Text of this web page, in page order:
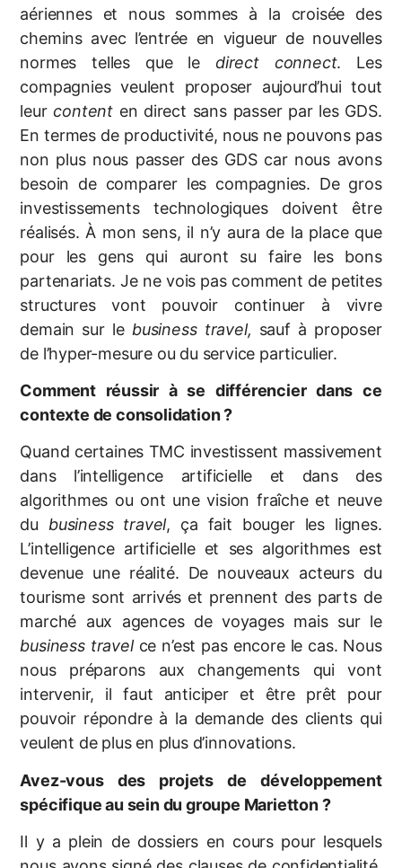
aériennes et nous sommes à la croisée des
chemins avec l’entrée en vigueur de nouvelles
normes telles que le direct connect. Les
compagnies veulent proposer aujourd’hui tout
leurcontent en direct sans passer par les GDS.
En termes de productivité, nous ne pouvons pas
non plus nous passer des GDS car nous avons
besoin de comparer les compagnies. De gros
investissements technologiques doivent être
réalisés. À mon sens, il n’y aura de la place que
pour les gens qui auront su faire les bons
partenariats. Je ne vois pas comment de petites
structures vont pouvoir continuer à vivre
demain sur le business travel, sauf à proposer
de l’hyper-mesure ou du service particulier.
Comment réussir à se différencier dans ce
contexte de consolidation ?
Quand certaines TMC investissent massivement
dans l’intelligence artificielle et dans des
algorithmes ou ont une vision fraîche et neuve
du business travel, ça fait bouger les lignes.
L’intelligence artificielle et ses algorithmes est
devenue une réalité. De nouveaux acteurs du
tourisme sont arrivés et prennent des parts de
marché aux agences de voyages mais sur le
business travelce n’est pas encore le cas. Nous
nous préparons aux changements qui vont
intervenir, il faut anticiper et être prêt pour
pouvoir répondre à la demande des clients qui
veulent de plus en plus d’innovations.
Avez-vous des projets de développement
spécifique au sein du groupe Marietton ?
Il y a plein de dossiers en cours pour lesquels